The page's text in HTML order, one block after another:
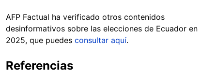
AFP Factual ha verificado otros contenidos
desinformativos sobre las elecciones de Ecuador en
2025, que puedes consultar aquí.
Referencias